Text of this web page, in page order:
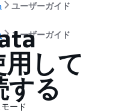
ユーザーガイド
ユーザーガイド
して
する
ード